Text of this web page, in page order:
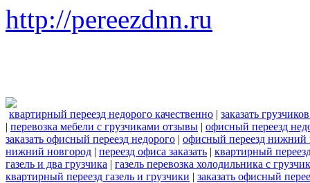
http://pereezdnn.ru
квартирный переезд недорого качественно | заказать
| перевозка мебели с грузчиками отзывы | офисный переезд
заказать офисный переезд недорого | офисный переезд нижний
нижний новгород | переезд офиса заказать | квартирный
газель и два грузчика | газель перевозка холодильника с
квартирный переезд газель и грузчики | заказать офисный